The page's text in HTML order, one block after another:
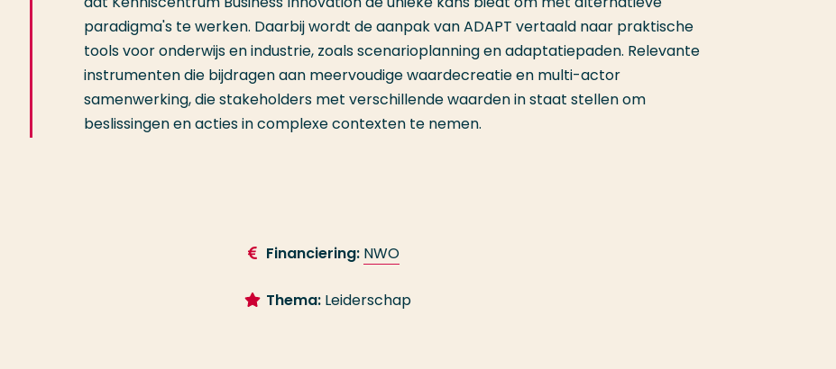
paradigma's te werken. Daarbij wordt de aanpak van ADAPT vertaald naar praktische
tools voor onderwijs en industrie, zoals scenarioplanning en adaptatiepaden. Relevante
instrumenten die bijdragen aan meervoudige waardecreatie en multi-actor
samenwerking, die stakeholders met verschillende waarden in staat stellen om
beslissingen en acties in complexe contexten te nemen.
Financiering: NWO
Thema: Leiderschap